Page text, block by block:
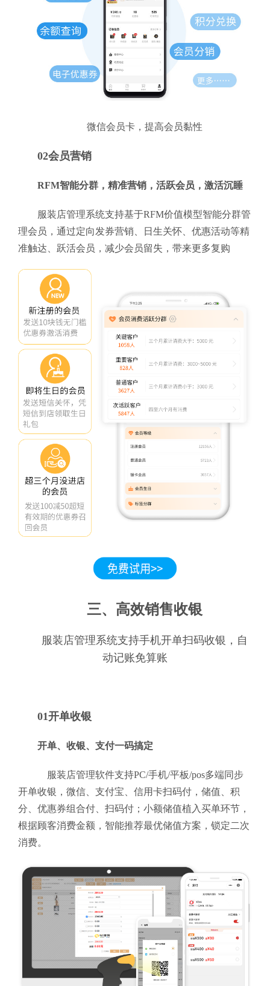
微信会员卡，提高会员黏性
02会员营销
RFM智能分群，精准营销，活跃会员，激活沉睡
服装店管理系统支持基于RFM价值模型智能分群管
理会员，通过定向发券营销、日生关怀、优惠活动等精
准触达、跃活会员，减少会员留失，带来更多复购
三、高效销售收银
服装店管理系统支持手机开单扫码收银，自
动记账免算账
01开单收银
开单、收银、支付一码搞定
服装店管理软件支持PC/手机/平板/pos多端同步
开单收银，微信、支付宝、信用卡扫码付，储值、积
分、优惠券组合付、扫码付；小额储值植入买单环节，
根据顾客消费金额，智能推荐最优储值方案，锁定二次
消费。